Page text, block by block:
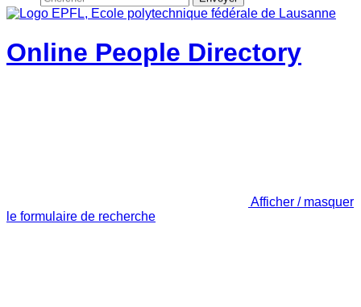
Online People Directory
Afficher / masquer
le formulaire de recherche